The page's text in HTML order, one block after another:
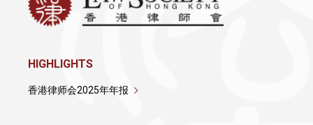
HIGHLIGHTS
香港律师会2025年年报